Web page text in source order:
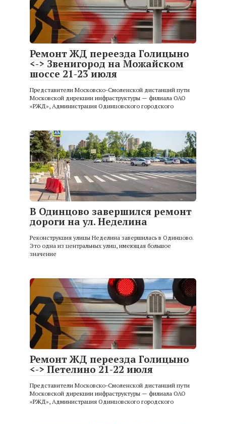
Ремонт ЖД переезда Голицыно
<-> Звенигород на Можайском
шоссе 21-23 июля
Представители Московско-Смоленской дистанций пути
Московской дирекции инфраструктуры — филиала ОАО
«РЖД», Администрация Одинцовского городского
В Одинцово завершился ремонт
дороги на ул. Неделина
Реконструкция улицы Неделина завершилась в Одинцово.
Это одна из центральных улиц, имеющая большое
значение
Ремонт ЖД переезда Голицыно
<-> Петелино 21-22 июля
Представители Московско-Смоленской дистанций пути
Московской дирекции инфраструктуры — филиала ОАО
«РЖД», Администрация Одинцовского городского